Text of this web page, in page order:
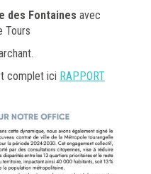
des Fontaines avec
Tours
complet ici RAPPORT